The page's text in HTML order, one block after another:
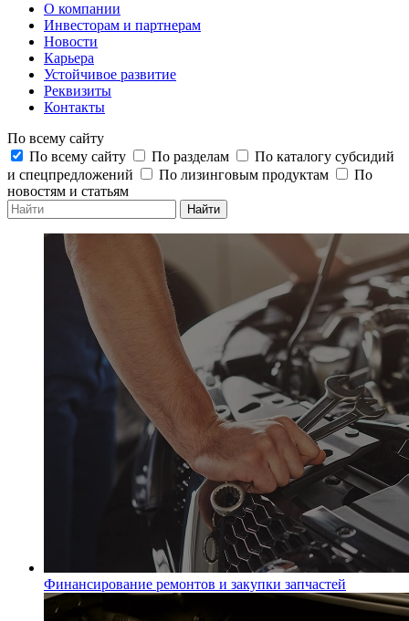
О компании
Инвесторам и партнерам
Новости
Карьера
Устойчивое развитие
Реквизиты
Контакты
По всему сайту
По всему сайту
По разделам
По каталогу субсидий
и спецпредложений
По лизинговым продуктам
По
новостям и статьям
Найти
Финансирование ремонтов и закупки запчастей